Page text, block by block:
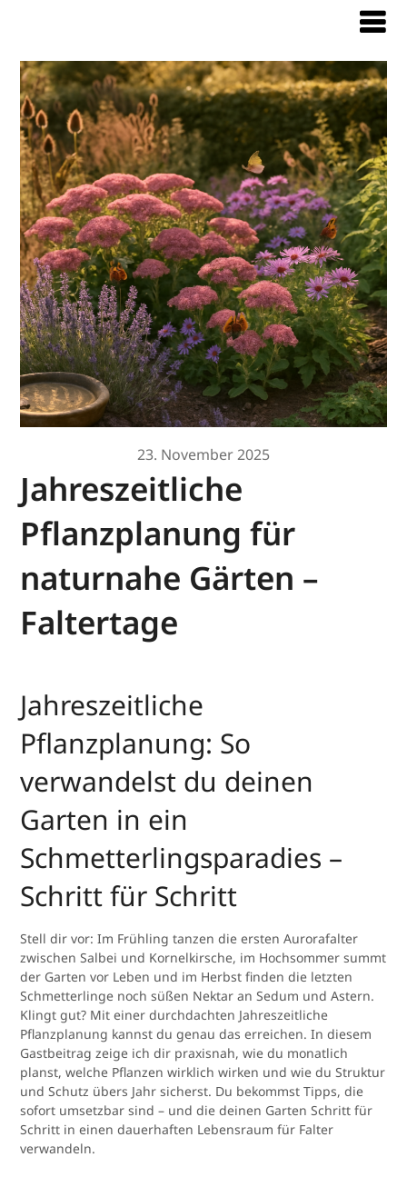
23. November 2025
Jahreszeitliche
Pflanzplanung für
naturnahe Gärten –
Faltertage
Jahreszeitliche
Pflanzplanung: So
verwandelst du deinen
Garten in ein
Schmetterlingsparadies –
Schritt für Schritt
Stell dir vor: Im Frühling tanzen die ersten Aurorafalter
zwischen Salbei und Kornelkirsche, im Hochsommer summt
der Garten vor Leben und im Herbst finden die letzten
Schmetterlinge noch süßen Nektar an Sedum und Astern.
Klingt gut? Mit einer durchdachten Jahreszeitliche
Pflanzplanung kannst du genau das erreichen. In diesem
Gastbeitrag zeige ich dir praxisnah, wie du monatlich
planst, welche Pflanzen wirklich wirken und wie du Struktur
und Schutz übers Jahr sicherst. Du bekommst Tipps, die
sofort umsetzbar sind – und die deinen Garten Schritt für
Schritt in einen dauerhaften Lebensraum für Falter
verwandeln.